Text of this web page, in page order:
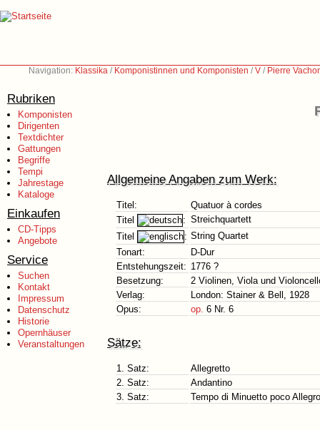
Navigation: Klassika / Komponistinnen und Komponisten /V / Pierre
Rubriken
Komponisten
Dirigenten
Textdichter
Gattungen
Begriffe
Tempi
Jahrestage
Kataloge
Einkaufen
CD-Tipps
Angebote
Service
Suchen
Kontakt
Impressum
Datenschutz
Historie
Opernhäuser
Veranstaltungen
Allgemeine Angaben zum Werk:
Titel:
Quatuor à cordes
Titel
: Streichquartett
Titel
: String Quartet
Tonart:
D-Dur
Entstehungszeit: 1776 ?
Besetzung:
2 Violinen, Viola und
Verlag:
London: Stainer & Bell, 1928
Opus:
op. 6 Nr. 6
Sätze:
1. Satz:
Allegretto
2. Satz:
Andantino
3. Satz:
Tempo di Minuetto poco Allegro